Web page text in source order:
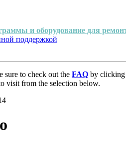
и оборудование для
поддержкой
sure to check out the FAQ by clicking
visit from the selection below.